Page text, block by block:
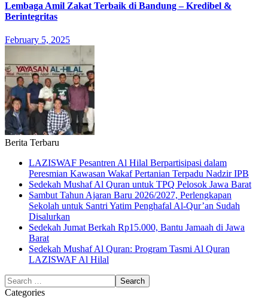
Lembaga Amil Zakat Terbaik di Bandung – Kredibel &
Berintegritas
February 5, 2025
Berita Terbaru
LAZISWAF Pesantren Al Hilal Berpartisipasi dalam
Peresmian Kawasan Wakaf Pertanian Terpadu Nadzir IPB
Sedekah Mushaf Al Quran untuk TPQ Pelosok Jawa Barat
Sambut Tahun Ajaran Baru 2026/2027, Perlengkapan
Sekolah untuk Santri Yatim Penghafal Al-Qur’an Sudah
Disalurkan
Sedekah Jumat Berkah Rp15.000, Bantu Jamaah di Jawa
Barat
Sedekah Mushaf Al Quran: Program Tasmi Al Quran
LAZISWAF Al Hilal
Categories